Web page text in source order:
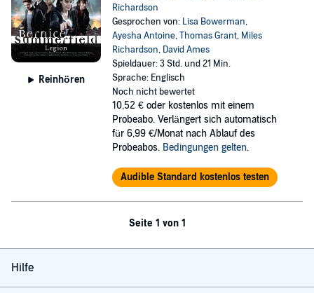
Reinhören
Richardson
Gesprochen von: Lisa Bowerman,
Ayesha Antoine,Thomas Grant, Miles
Richardson, David Ames
Spieldauer: 3 Std. und 21 Min.
Sprache: Englisch
Noch nicht bewertet
10,52 € oder kostenlos mit einem
Probeabo. Verlängert sich automatisch
für 6,99 €/Monat nach Ablauf des
Probeabos. Bedingungen gelten.
Audible Standard kostenlos testen
Seite 1 von 1
Hilfe